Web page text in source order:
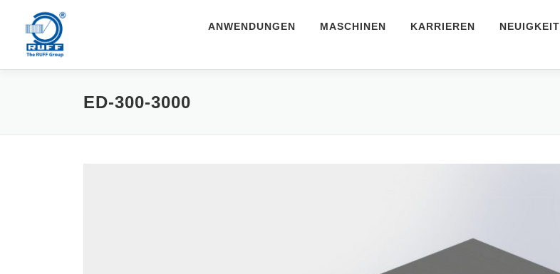
ANWENDUNGEN
MASCHINEN KARRIEREN
ED-300-3000